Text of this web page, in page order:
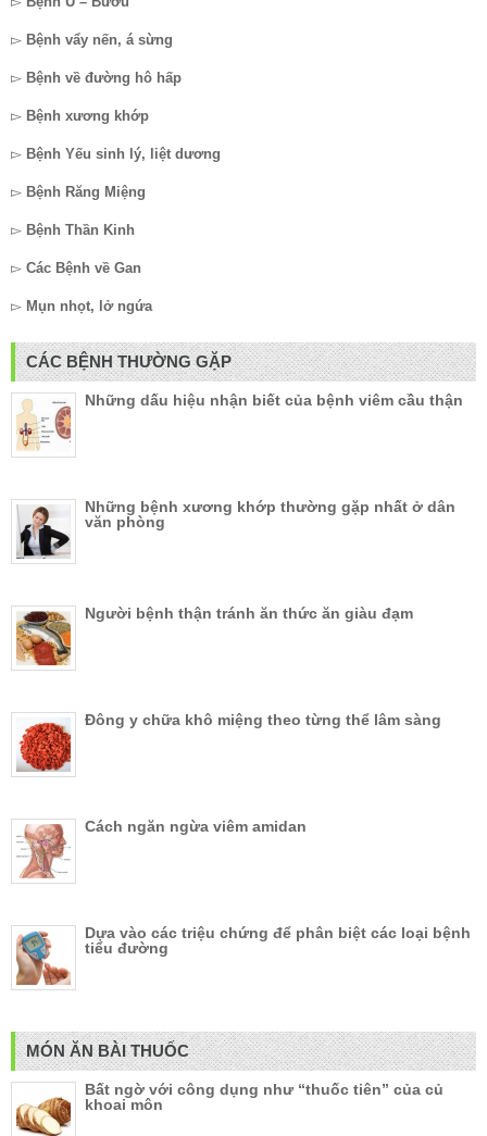
▻ Bệnh vẩy nến, á sừng
▻ Bệnh về đường hô hấp
▻ Bệnh xương khớp
▻ Bệnh Yếu sinh lý, liệt dương
▻ Bệnh Răng Miệng
▻ Bệnh Thần Kinh
▻ Các Bệnh về Gan
▻ Mụn nhọt, lở ngứa
CÁC BỆNH THƯỜNG GẶP
Những dấu hiệu nhận biết của bệnh viêm cầu thận
Những bệnh xương khớp thường gặp nhất ở dân
văn phòng
Người bệnh thận tránh ăn thức ăn giàu đạm
Đông y chữa khô miệng theo từng thể lâm sàng
Cách ngăn ngừa viêm amidan
Dựa vào các triệu chứng để phân biệt các loại bệnh
tiểu đường
MÓN ĂN BÀI THUỐC
Bất ngờ với công dụng như “thuốc tiên” của củ
khoai môn